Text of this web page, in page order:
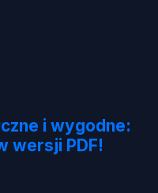
i wygodne:
wersji PDF!